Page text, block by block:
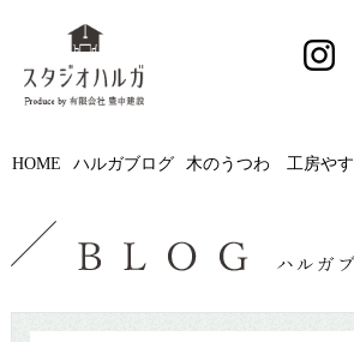
HOME ハルガブログ 木のうつわ 工房やす